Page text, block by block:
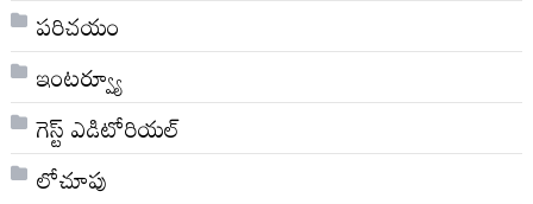
పరిచయం
ఇంటర్వ్యూ
గెస్ట్ ఎడిటోరియల్
లోచూపు